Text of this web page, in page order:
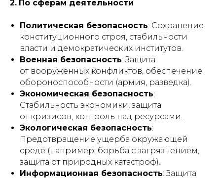
2. По сферам деятельности
Политическая безопасность: Сохранение
конституционного строя, стабильности
власти и демократических институтов.
Военная безопасность: Защита
от вооружённых конфликтов, обеспечение
обороноспособности (армия, разведка).
Экономическая безопасность:
Стабильность экономики, защита
от кризисов, контроль над ресурсами.
Экологическая безопасность:
Предотвращение ущерба окружающей
среде (например, борьба с загрязнением,
защита от природных катастроф).
Информационная безопасность: Защита